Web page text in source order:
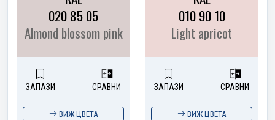
020 85 05
Almond blossom pink
ЗАПАЗИ СРАВНИ
ВИЖ ЦВЕТА
010 90 10
Light apricot
ЗАПАЗИ СРАВНИ
ВИЖ ЦВЕТА